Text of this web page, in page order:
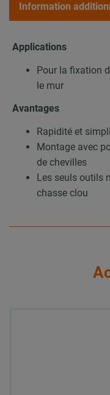
Information
Applications
Pour la fixation
le mur
Avantages
Rapidité et
Montage avec
de chevilles
Les seuls outils
chasse clou